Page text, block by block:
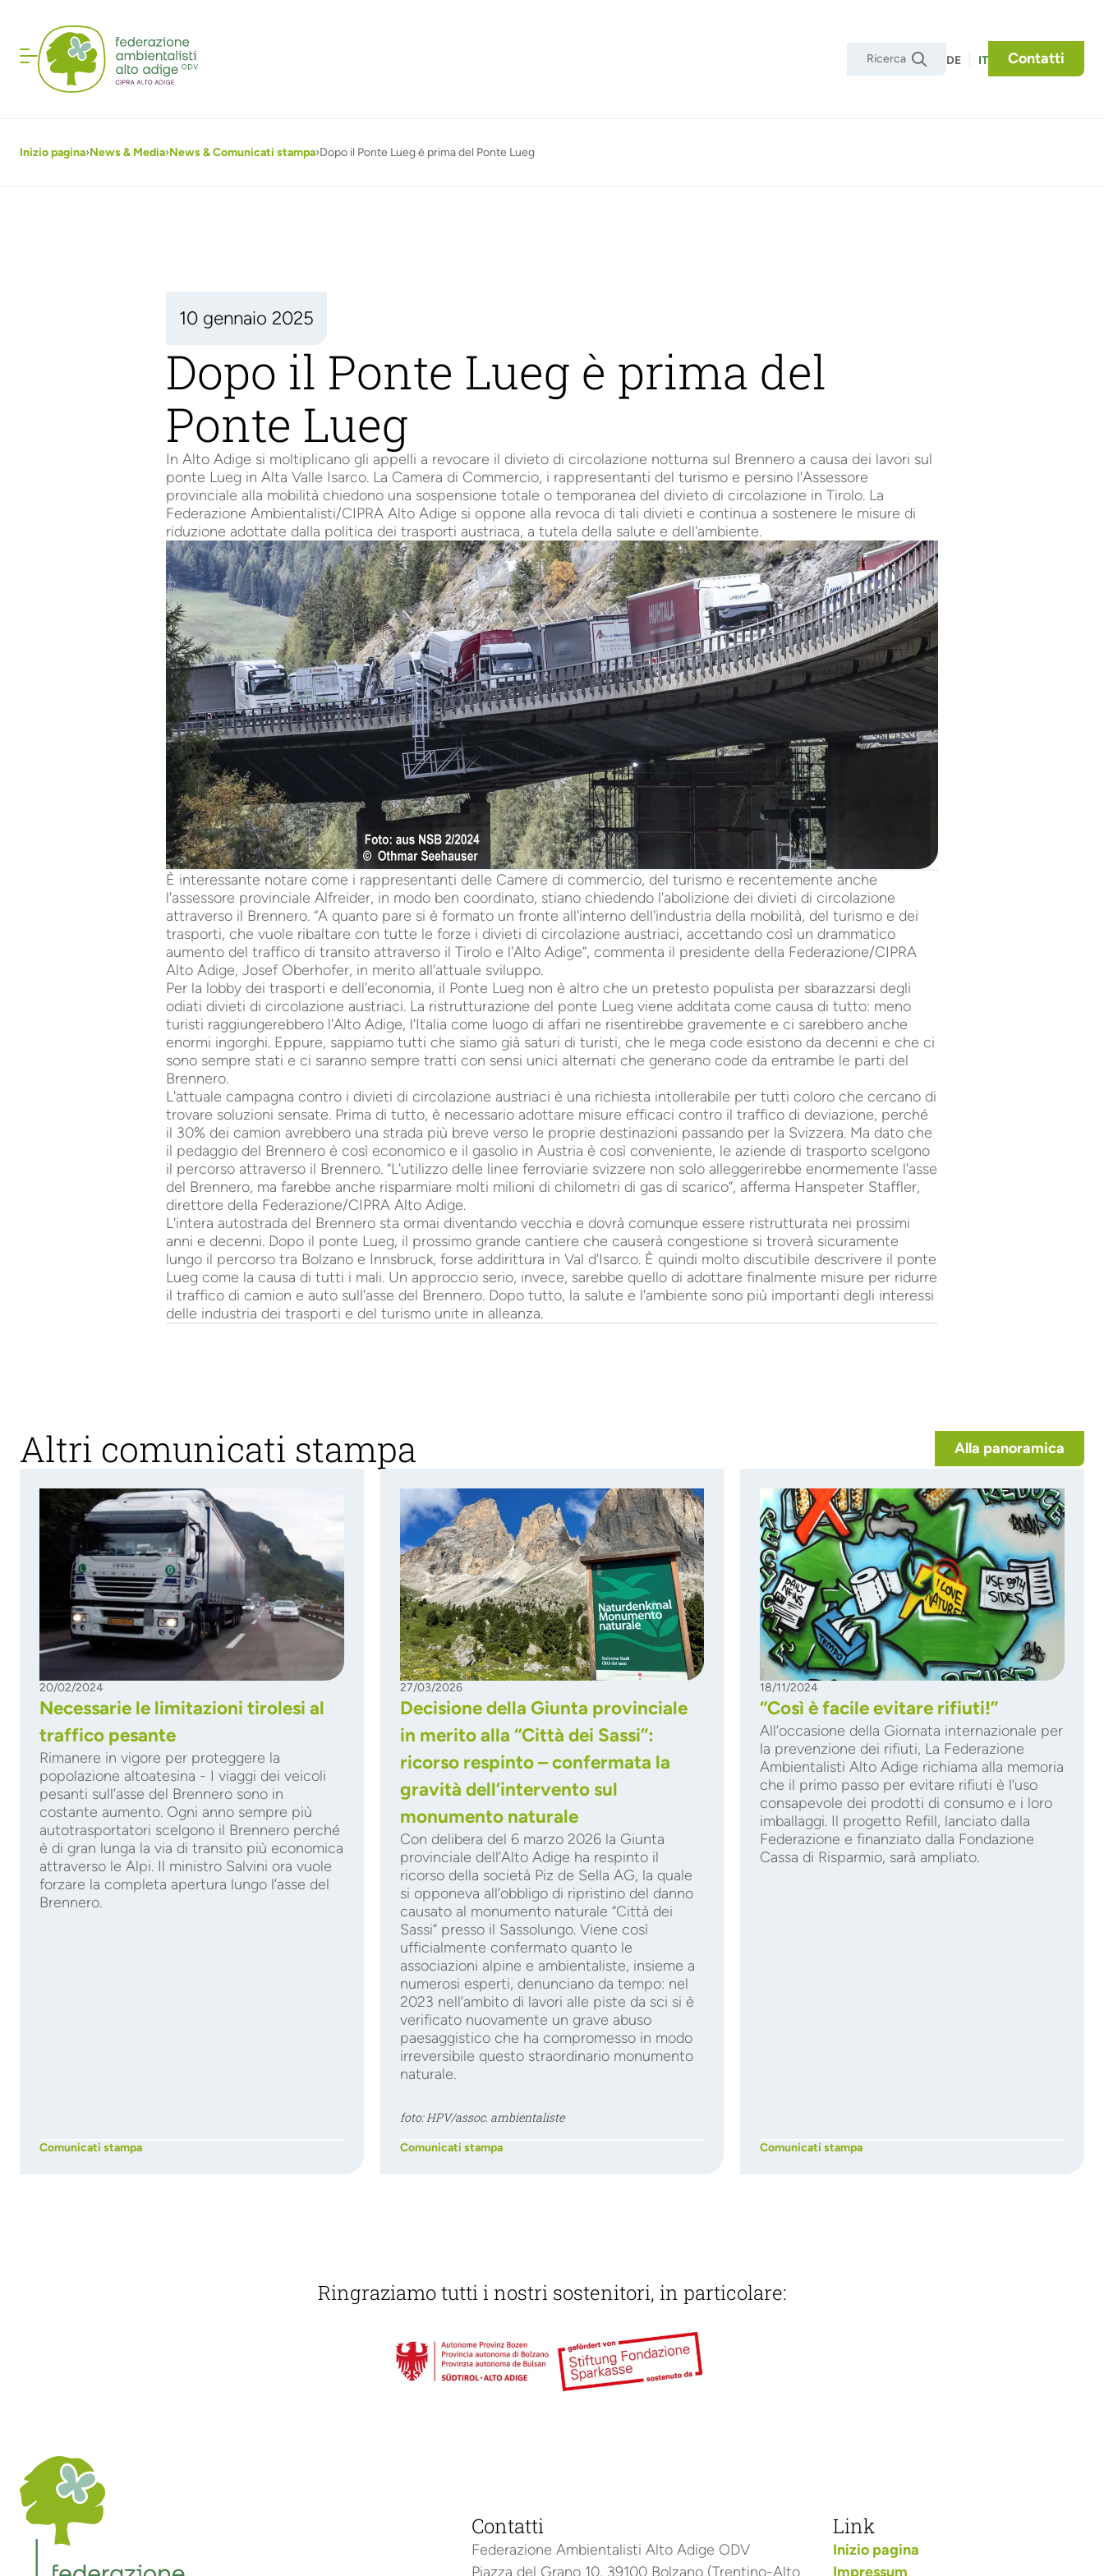
 DE IT Contatti
Inizio pagina›News & Media›News & Comunicati stampa›Dopo il Ponte Lueg è prima del Ponte Lueg
10 gennaio 2025
Dopo il Ponte Lueg è prima del
Ponte Lueg
In Alto Adige si moltiplicano gli appelli a revocare il divieto di circolazione notturna sul Brennero a causa dei lavori sul
ponte Lueg in Alta Valle Isarco. La Camera di Commercio, i rappresentanti del turismo e persino l'Assessore
provinciale alla mobilità chiedono una sospensione totale o temporanea del divieto di circolazione in Tirolo. La
Federazione Ambientalisti/CIPRA Alto Adige si oppone alla revoca di tali divieti e continua a sostenere le misure di
riduzione adottate dalla politica dei trasporti austriaca, a tutela della salute e dell'ambiente.
È interessante notare come i rappresentanti delle Camere di commercio, del turismo e recentemente anche
l'assessore provinciale Alfreider, in modo ben coordinato, stiano chiedendo l'abolizione dei divieti di circolazione
attraverso il Brennero. “A quanto pare si è formato un fronte all'interno dell'industria della mobilità, del turismo e dei
trasporti, che vuole ribaltare con tutte le forze i divieti di circolazione austriaci, accettando così un drammatico
aumento del traffico di transito attraverso il Tirolo e l'Alto Adige”, commenta il presidente della Federazione/CIPRA
Alto Adige, Josef Oberhofer, in merito all'attuale sviluppo.
Per la lobby dei trasporti e dell'economia, il Ponte Lueg non è altro che un pretesto populista per sbarazzarsi degli
odiati divieti di circolazione austriaci. La ristrutturazione del ponte Lueg viene additata come causa di tutto: meno
turisti raggiungerebbero l'Alto Adige, l'Italia come luogo di affari ne risentirebbe gravemente e ci sarebbero anche
enormi ingorghi. Eppure, sappiamo tutti che siamo già saturi di turisti, che le mega code esistono da decenni e che ci
sono sempre stati e ci saranno sempre tratti con sensi unici alternati che generano code da entrambe le parti del
Brennero.
L'attuale campagna contro i divieti di circolazione austriaci è una richiesta intollerabile per tutti coloro che cercano di
trovare soluzioni sensate. Prima di tutto, è necessario adottare misure efficaci contro il traffico di deviazione, perché
il 30% dei camion avrebbero una strada più breve verso le proprie destinazioni passando per la Svizzera. Ma dato che
il pedaggio del Brennero è così economico e il gasolio in Austria è così conveniente, le aziende di trasporto scelgono
il percorso attraverso il Brennero. “L'utilizzo delle linee ferroviarie svizzere non solo alleggerirebbe enormemente l'asse
del Brennero, ma farebbe anche risparmiare molti milioni di chilometri di gas di scarico”, afferma Hanspeter Staffler,
direttore della Federazione/CIPRA Alto Adige.
L'intera autostrada del Brennero sta ormai diventando vecchia e dovrà comunque essere ristrutturata nei prossimi
anni e decenni. Dopo il ponte Lueg, il prossimo grande cantiere che causerà congestione si troverà sicuramente
lungo il percorso tra Bolzano e Innsbruck, forse addirittura in Val d'Isarco. È quindi molto discutibile descrivere il ponte
Lueg come la causa di tutti i mali. Un approccio serio, invece, sarebbe quello di adottare finalmente misure per ridurre
il traffico di camion e auto sull'asse del Brennero. Dopo tutto, la salute e l'ambiente sono più importanti degli interessi
delle industria dei trasporti e del turismo unite in alleanza.
Altri comunicati stampa Alla panoramica
20/02/2024
Necessarie le limitazioni tirolesi al
traffico pesante
Rimanere in vigore per proteggere la
popolazione altoatesina - I viaggi dei veicoli
pesanti sull’asse del Brennero sono in
costante aumento. Ogni anno sempre più
autotrasportatori scelgono il Brennero perché
è di gran lunga la via di transito più economica
attraverso le Alpi. Il ministro Salvini ora vuole
forzare la completa apertura lungo l’asse del
Brennero.
Comunicati stampa
27/03/2026
Decisione della Giunta provinciale
in merito alla “Città dei Sassi”:
ricorso respinto – confermata la
gravità dell’intervento sul
monumento naturale
Con delibera del 6 marzo 2026 la Giunta
provinciale dell’Alto Adige ha respinto il
ricorso della società Piz de Sella AG, la quale
si opponeva all’obbligo di ripristino del danno
causato al monumento naturale “Città dei
Sassi” presso il Sassolungo. Viene così
ufficialmente confermato quanto le
associazioni alpine e ambientaliste, insieme a
numerosi esperti, denunciano da tempo: nel
2023 nell’ambito di lavori alle piste da sci si è
verificato nuovamente un grave abuso
paesaggistico che ha compromesso in modo
irreversibile questo straordinario monumento
naturale.
foto: HPV/assoc. ambientaliste
Comunicati stampa
18/11/2024
“Così è facile evitare rifiuti!”
All’occasione della Giornata internazionale per
la prevenzione dei rifiuti, La Federazione
Ambientalisti Alto Adige richiama alla memoria
che il primo passo per evitare rifiuti è l’uso
consapevole dei prodotti di consumo e i loro
imballaggi. Il progetto Refill, lanciato dalla
Federazione e finanziato dalla Fondazione
Cassa di Risparmio, sarà ampliato.
Comunicati stampa
Ringraziamo tutti i nostri sostenitori, in particolare:
Contatti
Federazione Ambientalisti Alto Adige ODV
Piazza del Grano 10, 39100 Bolzano (Trentino-Alto
Link
Inizio pagina
Impressum